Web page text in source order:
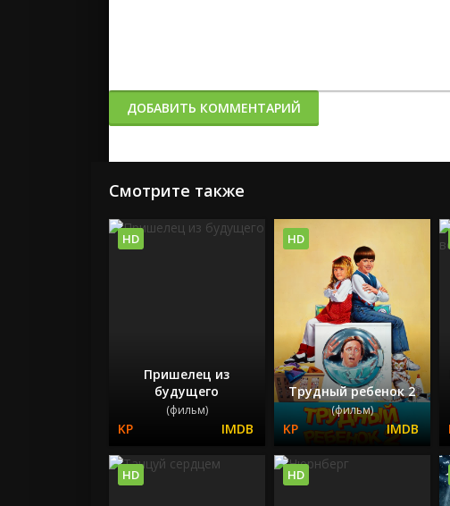
ДОБАВИТЬ КОММЕНТАРИЙ
Смотрите также
Пришелец из
будущего
(фильм)
HD
Трудный ребенок 2
(фильм)
HD
HD HD